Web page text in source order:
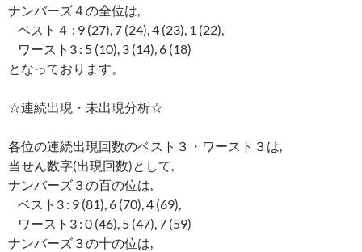
ナンバーズ４の全位は,
ベスト４ : 9 (27), 7 (24), 4 (23), 1 (22),
ワースト3 : 5 (10), 3 (14), 6 (18)
となっております。
☆連続出現・未出現分析☆
各位の連続出現回数のベスト３・ワースト３は,
当せん数字(出現回数)として,
ナンバーズ３の百の位は,
ベスト3 : 9 (81), 6 (70), 4 (69),
ワースト3 : 0 (46), 5 (47), 7 (59)
ナンバーズ３の十の位は,